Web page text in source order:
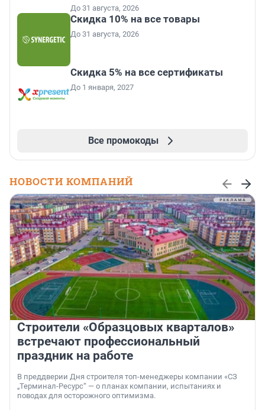
До 31 августа, 2026
Скидка 10% на все товары
До 31 августа, 2026
Скидка 5% на все сертификаты
До 1 января, 2027
Все промокоды
НОВОСТИ КОМПАНИЙ
Строители «Образцовых кварталов»
встречают профессиональный
праздник на работе
В преддверии Дня строителя топ-менеджеры компании «СЗ
„Терминал-Ресурс“ — о планах компании, испытаниях и
поводах для осторожного оптимизма.